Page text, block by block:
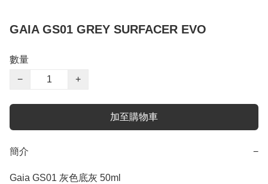
GAIA GS01 GREY SURFACER EVO
數量
−
+
加至購物車
簡介 −
Gaia GS01 灰色底灰 50ml